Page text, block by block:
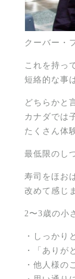
クーバー・
これを持っ
短絡的な事
どちらかと
カナダでは
たくさん体
最低限のし
寿司をほお
改めて感じ
2〜3歳の小
・しっかり
・「ありが
・他人様の